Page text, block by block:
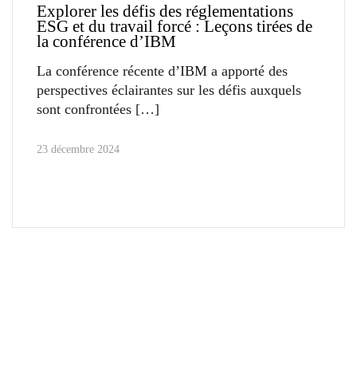
Explorer les défis des réglementations
ESG et du travail forcé : Leçons tirées de
la conférence d’IBM
La conférence récente d’IBM a apporté des
perspectives éclairantes sur les défis auxquels
sont confrontées
23 décembre 2024